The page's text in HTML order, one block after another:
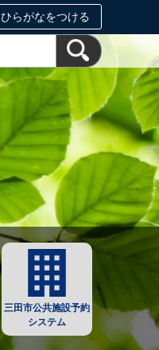
ひらがなをつける
三田市公共施設予約
システム